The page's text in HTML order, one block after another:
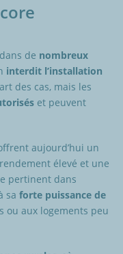
de nombreux
interdit l’installation
des cas, mais les
et peuvent
aujourd’hui un
élevé et une
pertinent dans
sa forte puissance de
ou aux logements peu